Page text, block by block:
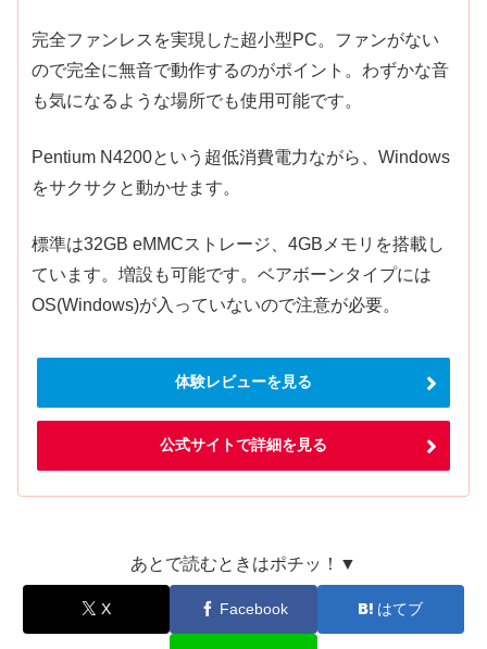
完全ファンレスを実現した超小型PC。ファンがない
ので完全に無音で動作するのがポイント。わずかな音
も気になるような場所でも使用可能です。
Pentium N4200という超低消費電力ながら、Windows
をサクサクと動かせます。
標準は32GB eMMCストレージ、4GBメモリを搭載し
ています。増設も可能です。ベアボーンタイプには
OS(Windows)が入っていないので注意が必要。
体験レビューを見る
公式サイトで詳細を見る
あとで読むときはポチッ！▼
X Facebook はてブ